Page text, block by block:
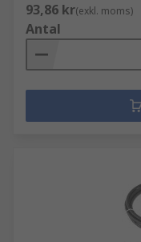
93,86 kr(exkl. moms)
Antal